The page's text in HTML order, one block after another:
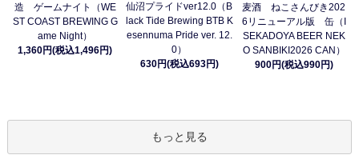
造 ゲームナイト（WE
ST COAST BREWING G
ame Night）
1,360円(税込1,496円)
仙沼プライドver12.0（B
lack Tide Brewing BTB K
esennuma Pride ver. 12.
0）
630円(税込693円)
麦酒 ねこさんびき202
6リニューアル版 缶（I
SEKADOYA BEER NEK
O SANBIKI2026 CAN）
900円(税込990円)
もっと見る